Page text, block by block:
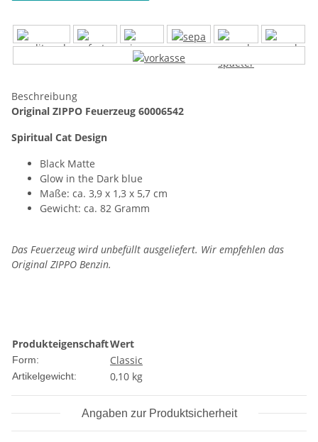
Beschreibung
Original ZIPPO Feuerzeug 60006542
Spiritual Cat Design
Black Matte
Glow in the Dark blue
Maße: ca. 3,9 x 1,3 x 5,7 cm
Gewicht: ca. 82 Gramm
Das Feuerzeug wird unbefüllt ausgeliefert. Wir empfehlen das
Original ZIPPO Benzin.
ProdukteigenschaftWert
Form: Classic
Artikelgewicht: 0,10 kg
Angaben zur Produktsicherheit